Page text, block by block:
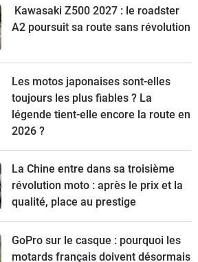
Kawasaki Z500 2027 : le roadster
A2 poursuit sa route sans révolution
Les motos japonaises sont-elles
toujours les plus fiables ? La
légende tient-elle encore la route en
2026 ?
La Chine entre dans sa troisième
révolution moto : après le prix et la
qualité, place au prestige
GoPro sur le casque : pourquoi les
motards français doivent désormais